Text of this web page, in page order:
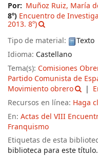
Por: Muñoz Ruiz, María
8º) Encuentro de
2013. 8º)
Tipo de material:
Texto
Idioma: Castellano
Tema(s): Comisiones
Partido Comunista de
Movimiento obrero
Recursos en línea: Haga
En: Actas del VIII
Franquismo
Etiquetas de esta
biblioteca para este título.